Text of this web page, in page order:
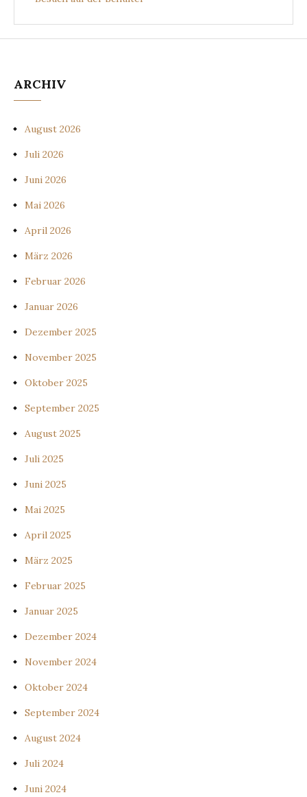
ARCHIV
August 2026
Juli 2026
Juni 2026
Mai 2026
April 2026
März 2026
Februar 2026
Januar 2026
Dezember 2025
November 2025
Oktober 2025
September 2025
August 2025
Juli 2025
Juni 2025
Mai 2025
April 2025
März 2025
Februar 2025
Januar 2025
Dezember 2024
November 2024
Oktober 2024
September 2024
August 2024
Juli 2024
Juni 2024